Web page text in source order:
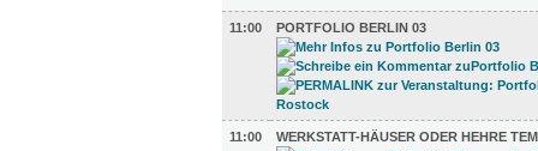
11:00 PORTFOLIO BERLIN 03
11:00 WERKSTATT-HÄUSER ODER HEHRE